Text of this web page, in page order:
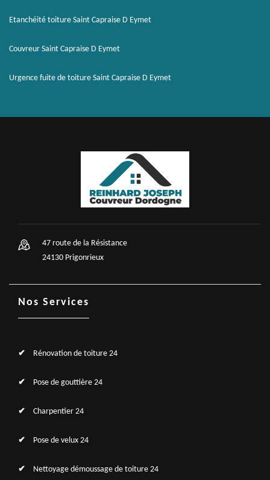
Etanchéité toiture Saint Capraise D Eymet
Couvreur Saint Capraise D Eymet
Urgence fuite de toiture Saint Capraise D Eymet
47 route de la Résistance
24130 Prigonrieux
Nos Services
Rénovation de toiture 24
Pose de gouttière 24
Charpentier 24
Pose de velux 24
Nettoyage démoussage de toiture 24